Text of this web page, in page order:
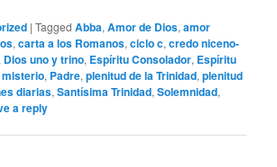
|Tagged Abba,Amor de Dios,amor
,carta a los Romanos,ciclo c,credo niceno-
Dios uno y trino, Espíritu Consolador, Espíritu
misterio, Padre,plenitud de la Trinidad,plenitud
diarias,Santísima Trinidad,Solemnidad,
a reply